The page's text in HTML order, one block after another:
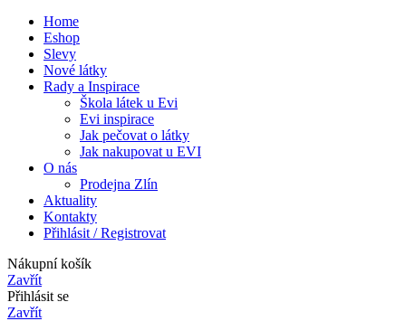
Home
Eshop
Slevy
Nové látky
Rady a Inspirace
Škola látek u Evi
Evi inspirace
Jak pečovat o látky
Jak nakupovat u EVI
O nás
Prodejna Zlín
Aktuality
Kontakty
Přihlásit / Registrovat
Nákupní košík
Zavřít
Přihlásit se
Zavřít